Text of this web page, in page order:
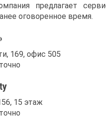
предлагает
оговоренное время.
169, офис 505
15 этаж